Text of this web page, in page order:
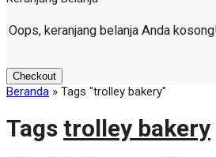
Oops, keranjang belanja Anda
Checkout
Beranda » Tags "trolley bakery"
Tags trolley bakery